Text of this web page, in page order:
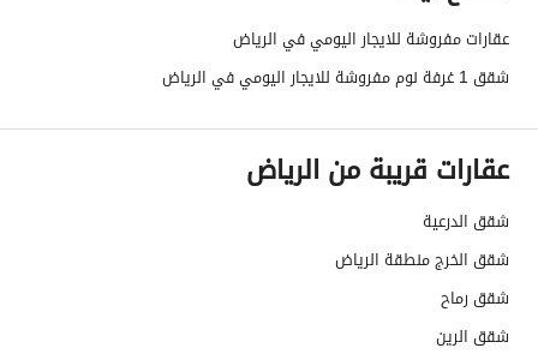
عقارات مفروشة للايجار اليومي في الرياض
شقق 1 غرفة نوم مفروشة للايجار اليومي في الرياض
عقارات قريبة من الرياض
شقق الدرعية
شقق الخرج منطقة الرياض
شقق رماح
شقق الرين